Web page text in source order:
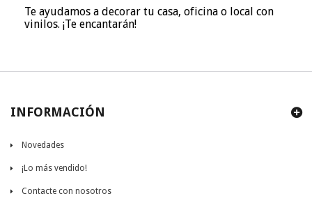
Te ayudamos a decorar tu casa, oficina o local con
vinilos. ¡Te encantarán!
INFORMACIÓN
Novedades
¡Lo más vendido!
Contacte con nosotros